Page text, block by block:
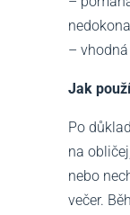
–
Jak
Po
na
nebo
večer.